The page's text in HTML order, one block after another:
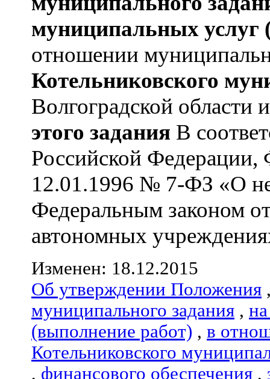
муниципальных услуг
отношении
Котельниковского
Волгоградской области
этого задания В
Российской Федерации,
12.01.1996 № 7-ФЗ «О
Федеральным законом
автономных
Изменен: 18.12.2015
Об утверждении Положения
муниципального задания ,
(выполнение работ) , в
Котельниковского
, финансового обеспечения ,